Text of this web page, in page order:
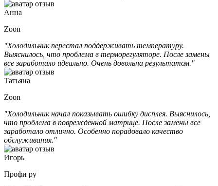
Анна
Zoon
"Холодильник перестал поддерживать температуру.
Выяснилось, что проблема в терморегуляторе. После замены
все заработало идеально. Очень довольна результатом."
Татьяна
Zoon
"Холодильник начал показывать ошибку дисплея. Выяснилось,
что проблема в поврежденной матрице. После замены все
заработало отлично. Особенно порадовало качество
обслуживания."
Игорь
Профи ру